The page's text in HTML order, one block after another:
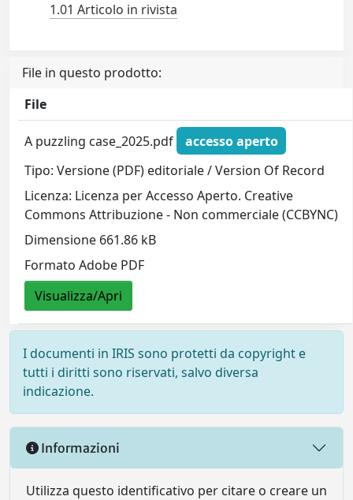
1.01 Articolo in rivista
File in questo prodotto:
File
A puzzling case_2025.pdf
accesso aperto
Tipo: Versione (PDF) editoriale / Version Of Record
Licenza: Licenza per Accesso Aperto. Creative
Commons Attribuzione - Non commerciale (CCBYNC)
Dimensione 661.86 kB
Formato Adobe PDF
Visualizza/Apri
I documenti in IRIS sono protetti da copyright e
tutti i diritti sono riservati, salvo diversa
indicazione.
Informazioni
Utilizza questo identificativo per citare o creare un